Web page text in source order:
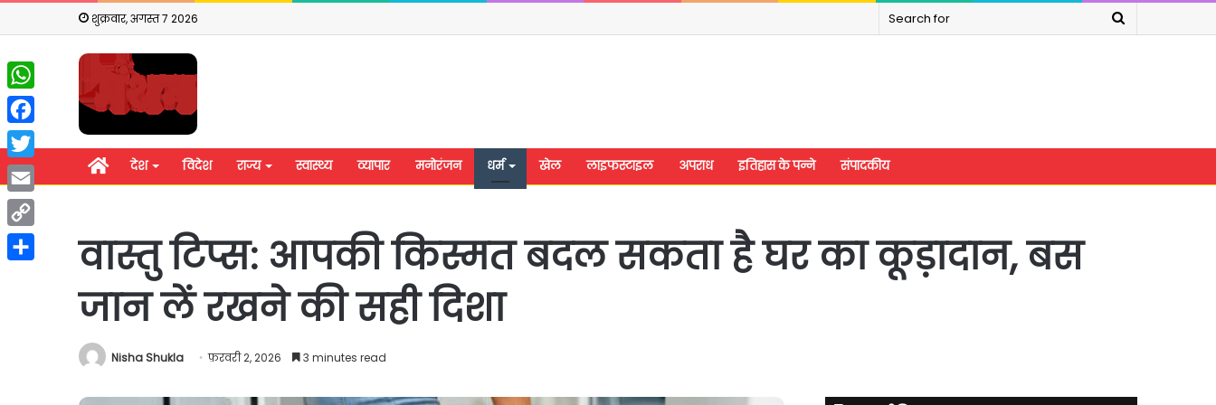
शुक्रवार, अगस्त 7 2026
Search
होम देश विदेश राज्य स्वास्थ्य व्यापार मनोरंजन धर्म खेल लाइफस्टाइल अपराध इतिहास के पन्ने संपादकीय
वास्तु टिप्स: आपकी किस्मत बदल सकता है घर का कूड़ादान, बस
जान लें रखने की सही दिशा
Nisha Shukla फ़रवरी 2, 2026 3 minutes read
WhatsApp
Facebook
Twitter
Email
Copy
Link